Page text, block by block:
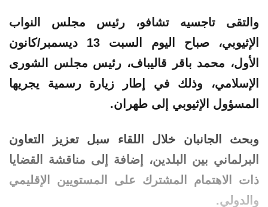
والتقى تاجسيه تشافو، رئيس مجلس النواب
الإثيوبي، صباح اليوم السبت 13 ديسمبر/كانون
الأول، محمد باقر قاليباف، رئيس مجلس الشورى
الإسلامي، وذلك في إطار زيارة رسمية يجريها
المسؤول الإثيوبي إلى طهران.
وبحث الجانبان خلال اللقاء سبل تعزيز التعاون
البرلماني بين البلدين، إضافة إلى مناقشة القضايا
ذات الاهتمام المشترك على المستويين الإقليمي
والدولي.